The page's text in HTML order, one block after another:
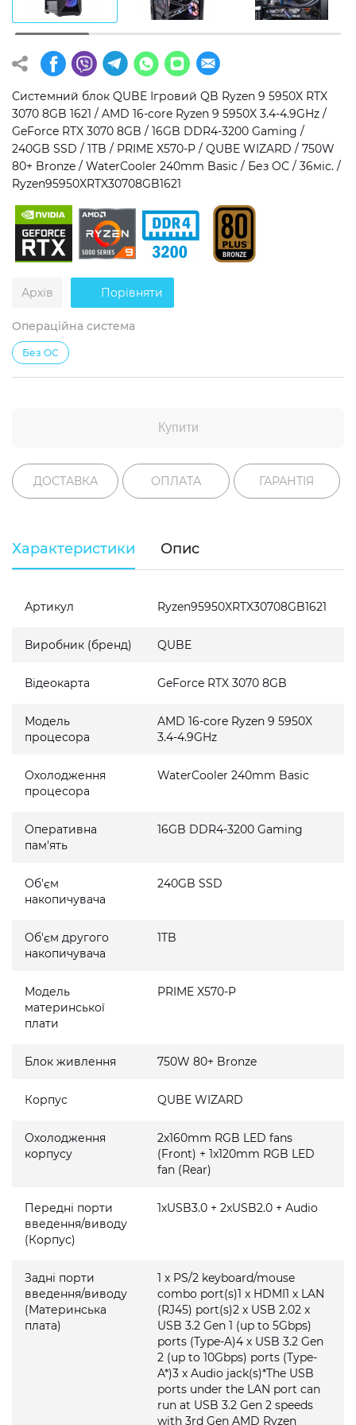
Операційна система
Windows 11 Home
Windows 11 Pro
Без ОС
Тип накопичувача
SSD
HDD
SSD + HDD
Додатково
RGB-підсвічування
Розблокований множник CPU
Надшвидкий M.2 SSD NVME
Системний блок QUBE Ігровий QB Ryzen 9 5950X RTX
3070 8GB 1621 / AMD 16-core Ryzen 9 5950X 3.4-4.9GHz /
GeForce RTX 3070 8GB / 16GB DDR4-3200 Gaming /
240GB SSD / 1TB / PRIME X570-P / QUBE WIZARD / 750W
80+ Bronze / WaterCooler 240mm Basic / Без ОС / 36міс. /
Ryzen95950XRTX30708GB1621
Архів Порівняти
Операційна система
Без ОС
Купити
ДОСТАВКА ОПЛАТА ГАРАНТІЯ
Характеристики Опис
Артикул Ryzen95950XRTX30708GB1621
Виробник (бренд) QUBE
Відеокарта GeForce RTX 3070 8GB
Модель
процесора
AMD 16-core Ryzen 9 5950X
3.4-4.9GHz
Охолодження
процесора
WaterCooler 240mm Basic
Оперативна
пам'ять
16GB DDR4-3200 Gaming
Об'єм
накопичувача
240GB SSD
Об'єм другого
накопичувача
1TB
Модель
материнської
плати
PRIME X570-P
Блок живлення 750W 80+ Bronze
Корпус QUBE WIZARD
Охолодження
корпусу
2x160mm RGB LED fans
(Front) + 1x120mm RGB LED
fan (Rear)
Передні порти
введення/виводу
(Корпус)
1xUSB3.0 + 2xUSB2.0 + Audio
Задні порти
введення/виводу
(Материнська
плата)
1 x PS/2 keyboard/mouse
combo port(s)1 x HDMI1 x LAN
(RJ45) port(s)2 x USB 2.02 x
USB 3.2 Gen 1 (up to 5Gbps)
ports (Type-A)4 x USB 3.2 Gen
2 (up to 10Gbps) ports (Type-
A*)3 x Audio jack(s)*The USB
ports under the LAN port can
run at USB 3.2 Gen 2 speeds
with 3rd Gen AMD Ryzen